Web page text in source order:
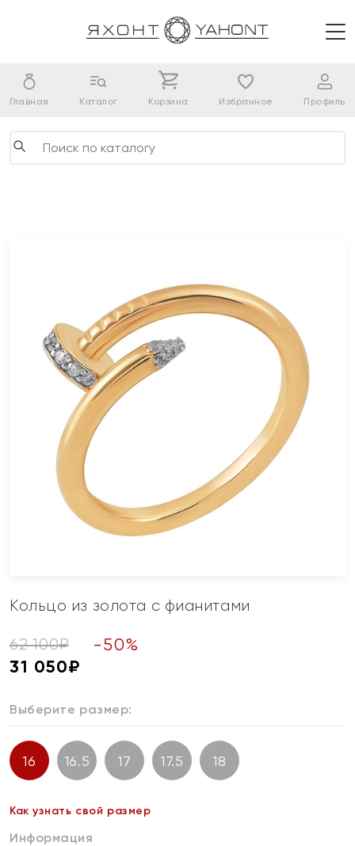
Главная Каталог Корзина Избранное Профиль
Кольцо из золота с фианитами
62 100₽ -50%
31 050₽
Выберите размер:
16 16.5 17 17.5 18
Как узнать свой размер
Информация